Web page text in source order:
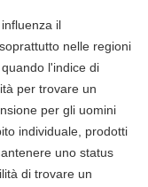
il
nelle regioni
l'indice di
per trovare un
per gli uomini
individuale, prodotti
uno status
di trovare un